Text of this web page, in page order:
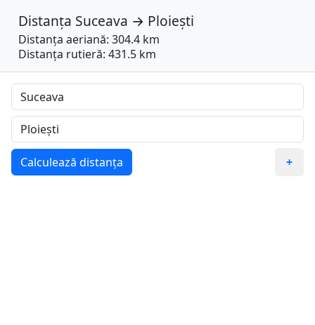
Distanța Suceava → Ploiești
Distanța aeriană: 304.4 km
Distanța rutieră: 431.5 km
Calculează distanța +